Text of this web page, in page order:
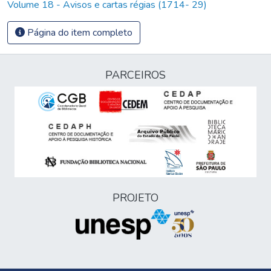
Volume 18 - Avisos e cartas régias (1714- 29)
Página do item completo
PARCEIROS
PROJETO